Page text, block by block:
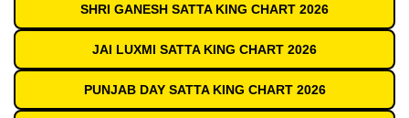
SHRI GANESH SATTA KING CHART 2026
JAI LUXMI SATTA KING CHART 2026
PUNJAB DAY SATTA KING CHART 2026